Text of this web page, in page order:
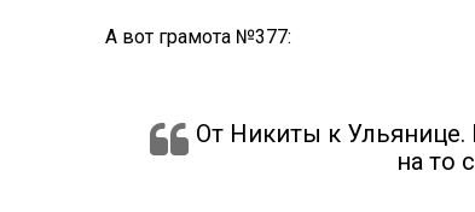
А вот грамота №377:
От Никиты к Ульянице.
на то